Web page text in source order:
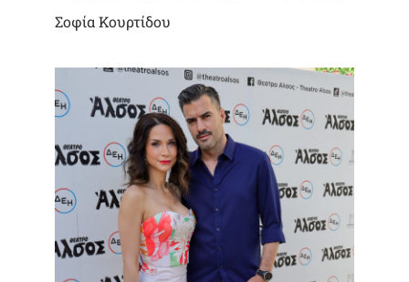
Σοφία Κουρτίδου